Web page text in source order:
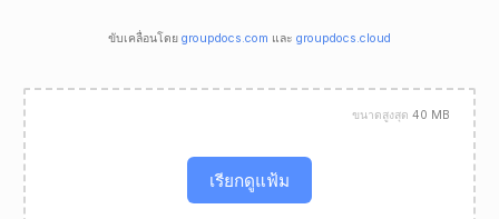
ขับเคลื่อนโดย groupdocs.com และ groupdocs.cloud
เรียกดูแฟ้ม
ขนาดสูงสุด 40 MB